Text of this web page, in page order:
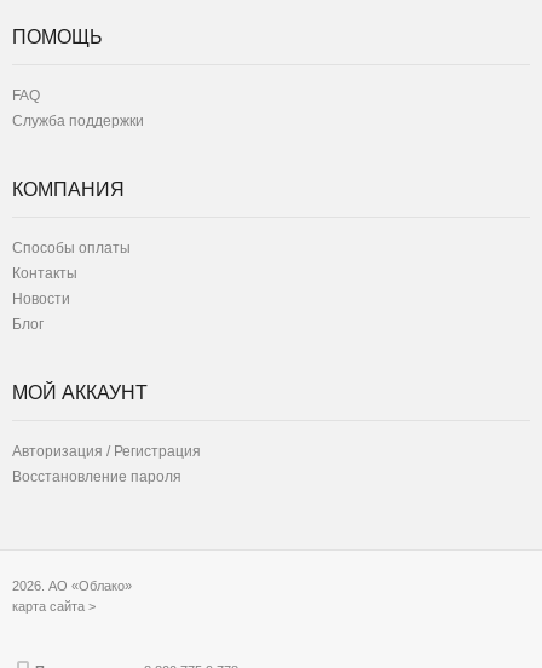
ПОМОЩЬ
FAQ
Служба поддержки
КОМПАНИЯ
Способы оплаты
Контакты
Новости
Блог
МОЙ АККАУНТ
Авторизация / Регистрация
Восстановление пароля
2026. АО «Облако»
карта сайта >